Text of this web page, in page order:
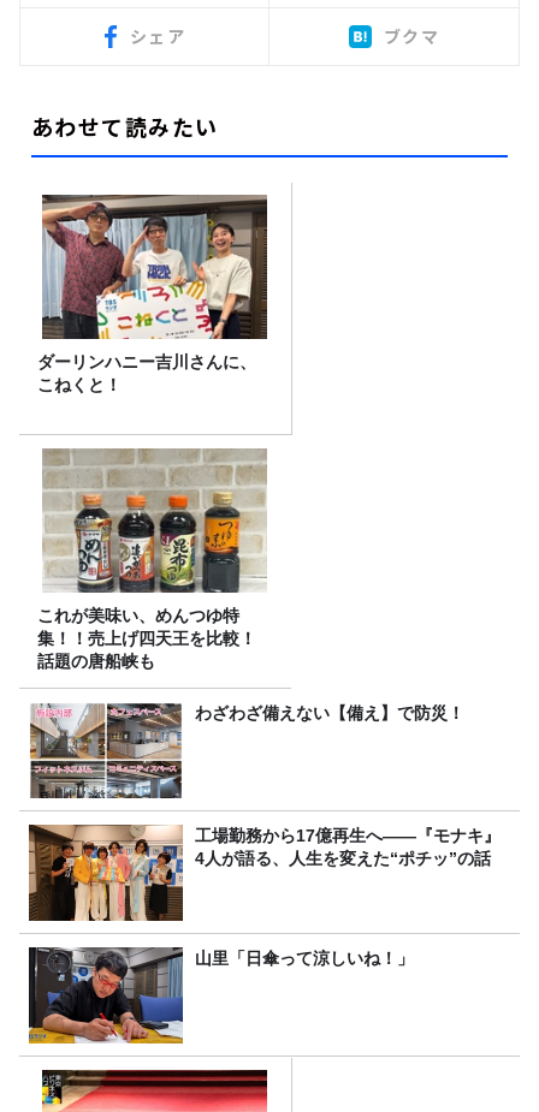
シェア ブクマ
あわせて読みたい
ダーリンハニー吉川さんに、
こねくと！
これが美味い、めんつゆ特
集！！売上げ四天王を比較！
話題の唐船峡も
わざわざ備えない【備え】で防災！
工場勤務から17億再生へ——『モナキ』
4人が語る、人生を変えた“ポチッ”の話
山里「日傘って涼しいね！」